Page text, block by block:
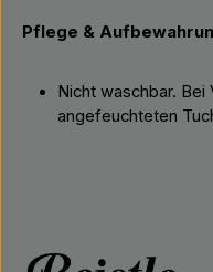
Pflege &
Nicht waschbar.
angefeuchteten